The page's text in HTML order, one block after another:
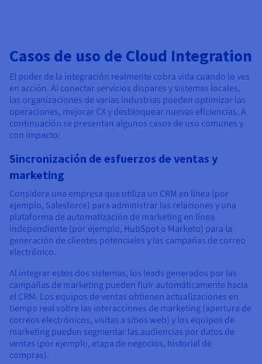
Casos de uso de Cloud Integration
El poder de la integración realmente cobra vida cuando lo ves
en acción. Al conectar servicios dispares y sistemas locales,
las organizaciones de varias industrias pueden optimizar las
operaciones, mejorar CX y desbloquear nuevas eficiencias. A
continuación se presentan algunos casos de uso comunes y
con impacto:
Sincronización de esfuerzos de ventas y
marketing
Considere una empresa que utiliza un CRM en línea (por
ejemplo, Salesforce) para administrar las relaciones y una
plataforma de automatización de marketing en línea
independiente (por ejemplo, HubSpot o Marketo) para la
generación de clientes potenciales y las campañas de correo
electrónico.
Al integrar estos dos sistemas, los leads generados por las
campañas de marketing pueden fluir automáticamente hacia
el CRM. Los equipos de ventas obtienen actualizaciones en
tiempo real sobre las interacciones de marketing (apertura de
correos electrónicos, visitas a sitios web) y los equipos de
marketing pueden segmentar las audiencias por datos de
ventas (por ejemplo, etapa de negocios, historial de
compras).